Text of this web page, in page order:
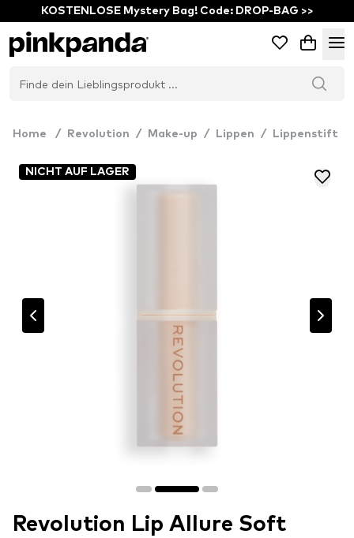
KOSTENLOSE Mystery Bag! Code: DROP-BAG >>
Home / Revolution / Make-up / Lippen / Lippenstift
NICHT AUF LAGER
Revolution Lip Allure Soft